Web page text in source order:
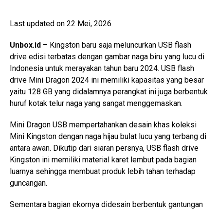
Last updated on 22 Mei, 2026
Unbox.id – Kingston baru saja meluncurkan USB flash
drive edisi terbatas dengan gambar naga biru yang lucu di
Indonesia untuk merayakan tahun baru 2024. USB flash
drive Mini Dragon 2024 ini memiliki kapasitas yang besar
yaitu 128 GB yang didalamnya perangkat ini juga berbentuk
huruf kotak telur naga yang sangat menggemaskan.
Mini Dragon USB mempertahankan desain khas koleksi
Mini Kingston dengan naga hijau bulat lucu yang terbang di
antara awan. Dikutip dari siaran persnya, USB flash drive
Kingston ini memiliki material karet lembut pada bagian
luarnya sehingga membuat produk lebih tahan terhadap
guncangan.
Sementara bagian ekornya didesain berbentuk gantungan